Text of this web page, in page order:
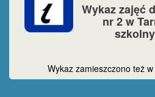
Wykaz zajęć
nr 2 w
Wykaz zamieszczono też w